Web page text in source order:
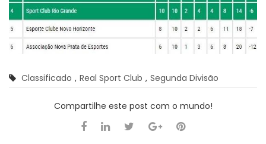
Classificado , Real Sport Club , Segunda Divisão
Compartilhe este post com o mundo!